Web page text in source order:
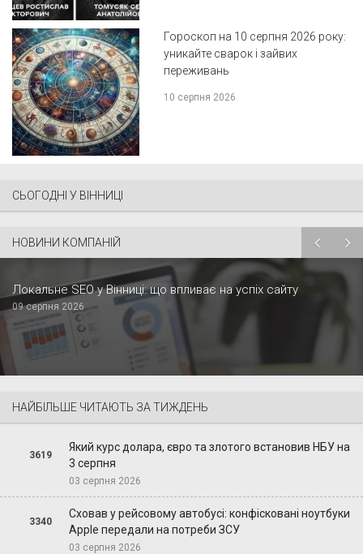
Гороскоп на 10 серпня 2026 року:
уникайте сварок і зайвих
переживань
10 серпня 2026
СЬОГОДНІ У ВІННИЦІ
НОВИНИ КОМПАНІЙ
Локальне SEO у Вінниці: що впливає на успіх сайту
09 серпня 2026
НАЙБІЛЬШЕ ЧИТАЮТЬ ЗА ТИЖДЕНЬ
3619
Який курс долара, євро та злотого встановив НБУ на
3 серпня
03 серпня 2026
3340
Сховав у рейсовому автобусі: конфісковані ноутбуки
Apple передали на потреби ЗСУ
03 серпня 2026